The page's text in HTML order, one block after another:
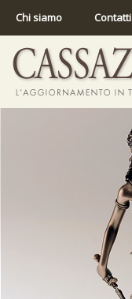
Chi siamo Contatti